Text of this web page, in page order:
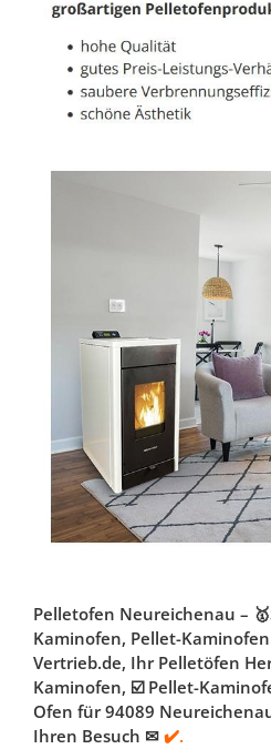
Pelletofen Neureichenau –
Kaminofen, Pellet-
Vertrieb.de, Ihr Pelletöfen
Kaminofen, ☑️ Pellet-
Ofen für 94089
Ihren Besuch ✉ ✔️.